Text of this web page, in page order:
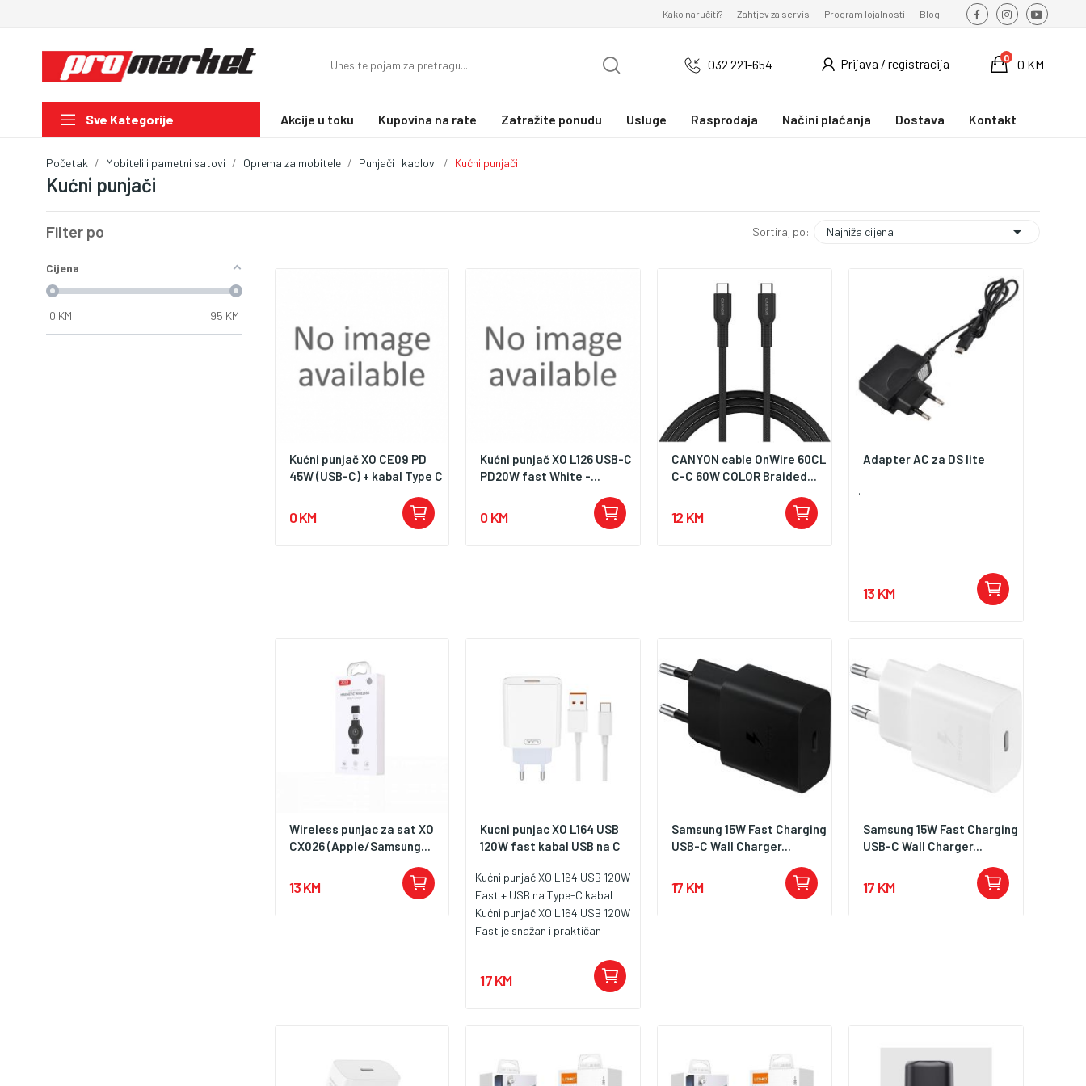
Kako naručiti? Zahtjev za servis Program lojalnosti Blog
032 221-654 Prijava / registracija 0 KM
0
Sve Kategorije Akcije u toku Kupovina na rate Zatražite ponudu Usluge Rasprodaja Načini plaćanja Dostava Kontakt
Kućni punjači
Početak Mobiteli i pametni satovi Oprema za mobitele Punjači i kablovi Kućni punjači
Filter po
Cijena
0 KM 95 KM
Sortiraj po: Najniža cijena 
Kućni punjač XO CE09 PD
45W (USB-C) + kabal Type C
0 KM
Kućni punjač XO L126 USB-C
PD20W fast White -...
0 KM
CANYON cable OnWire 60CL
C-C 60W COLOR Braided...
12 KM
Adapter AC za DS lite
.
13 KM
Wireless punjac za sat XO
CX026 (Apple/Samsung...
13 KM
Kucni punjac XO L164 USB
120W fast kabal USB na C
Kućni punjač XO L164 USB 120W
Fast + USB na Type-C kabal
Kućni punjač XO L164 USB 120W
Fast je snažan i praktičan
punjenje pametnih telefona,
tableta i drugih kompatibilnih
za svakodnevnu upotrebu kod
kuće, u kancelariji ili na
17 KM
Samsung 15W Fast Charging
USB-C Wall Charger...
17 KM
Samsung 15W Fast Charging
USB-C Wall Charger...
17 KM